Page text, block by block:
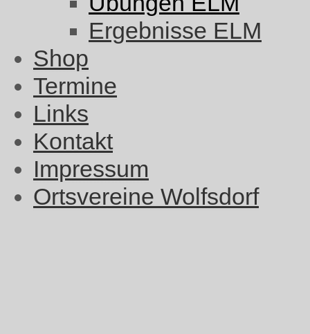
Ergebnisse ELM
Shop
Termine
Links
Kontakt
Impressum
Ortsvereine Wolfsdorf